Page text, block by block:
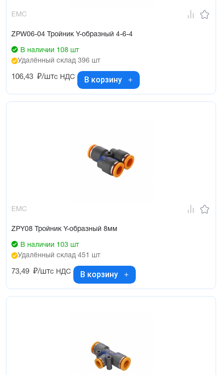
EMC
ZPW06-04 Тройник Y-образный 4-6-4
В наличии 108 шт
Удалённый склад 396 шт
106,43 ₽/штс НДС В корзину
EMC
ZPY08 Тройник Y-образный 8мм
В наличии 103 шт
Удалённый склад 451 шт
73,49 ₽/штс НДС В корзину